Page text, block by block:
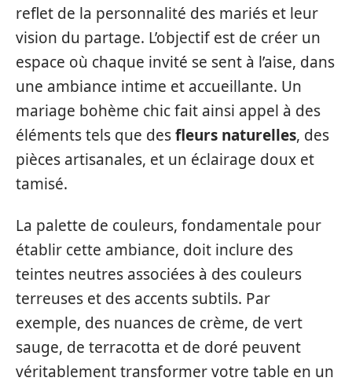
reflet de la personnalité des mariés et leur
vision du partage. L’objectif est de créer un
espace où chaque invité se sent à l’aise, dans
une ambiance intime et accueillante. Un
mariage bohème chic fait ainsi appel à des
éléments tels que desfleurs naturelles, des
pièces artisanales, et un éclairage doux et
tamisé.
La palette de couleurs, fondamentale pour
établir cette ambiance, doit inclure des
teintes neutres associées à des couleurs
terreuses et des accents subtils. Par
exemple, des nuances de crème, de vert
sauge, de terracotta et de doré peuvent
véritablement transformer votre table en un